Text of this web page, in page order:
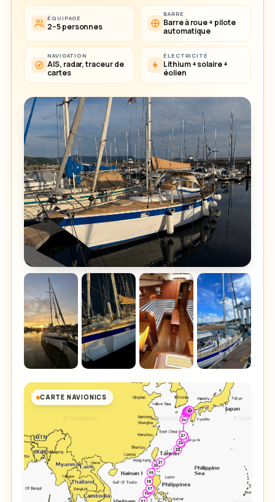
ÉQUIPAGE
2–5 personnes
BARRE
Barre à roue + pilote
automatique
NAVIGATION
AIS, radar, traceur de
cartes
ÉLECTRICITÉ
Lithium + solaire +
éolien
CARTE NAVIONICS